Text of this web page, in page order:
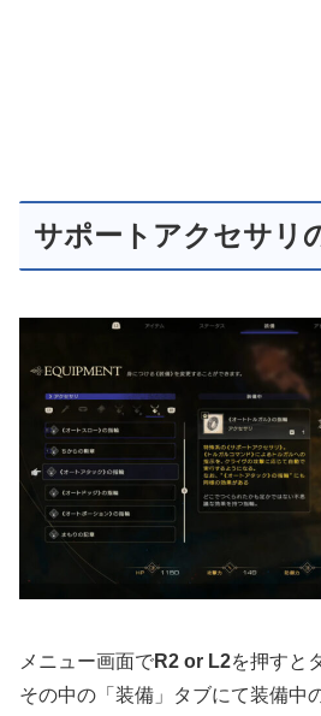
サポートアクセサリ
メニュー画面でR2 or L2を押すと
その中の「装備」タブにて装備中